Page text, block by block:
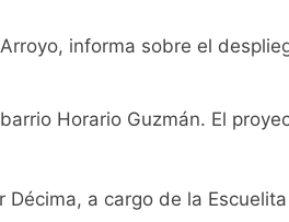
informa sobre el
Horario Guzmán. El
a cargo de la